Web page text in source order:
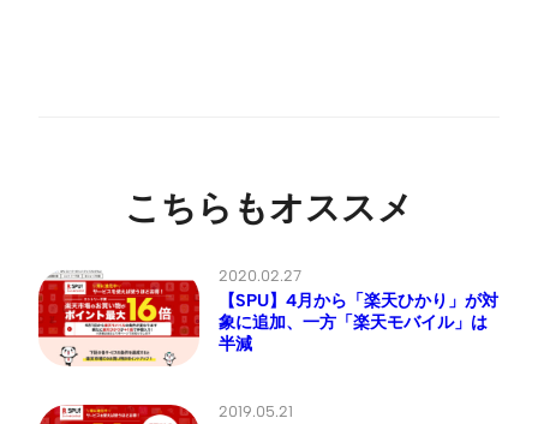
こちらもオススメ
2020.02.27
【SPU】4月から「楽天ひかり」が対
象に追加、一方「楽天モバイル」は
半減
2019.05.21